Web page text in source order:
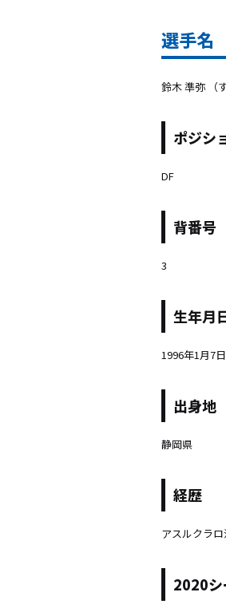
選手名
鈴木 準弥 （
ポジシ
DF
背番号
3
生年月
1996年1月7日
出身地
静岡県
経歴
アスルクラ
2020シ